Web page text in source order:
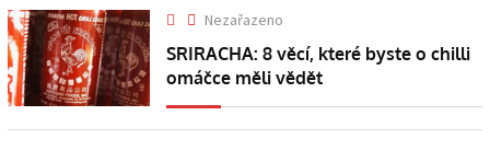
Nezařazeno
SRIRACHA: 8 věcí, které byste o chilli
omáčce měli vědět